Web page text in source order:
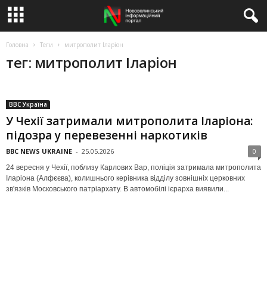
Головна Теги митрополит Іларіон
тег: митрополит Іларіон
BBC Україна
У Чехії затримали митрополита Іларіона:
підозра у перевезенні наркотиків
BBC NEWS UKRAINE - 25.05.2026 0
24 вересня у Чехії, поблизу Карлових Вар, поліція затримала митрополита
Іларіона (Алфєєва), колишнього керівника відділу зовнішніх церковних
зв'язків Московського патріархату. В автомобілі ієрарха виявили...